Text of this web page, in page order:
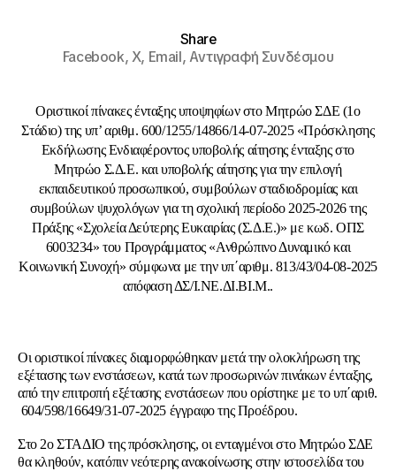
Share
Facebook,X, Email,Αντιγραφή Συνδέσμου
Οριστικοί πίνακες ένταξης υποψηφίων στο Μητρώο ΣΔΕ (1ο
Στάδιο) της υπ’ αριθμ. 600/1255/14866/14-07-2025 «Πρόσκλησης
Εκδήλωσης Ενδιαφέροντος υποβολής αίτησης ένταξης στο
Μητρώο Σ.Δ.Ε. και υποβολής αίτησης για την επιλογή
εκπαιδευτικού προσωπικού, συμβούλων σταδιοδρομίας και
συμβούλων ψυχολόγων για τη σχολική περίοδο 2025-2026 της
Πράξης «Σχολεία Δεύτερης Ευκαιρίας (Σ.Δ.Ε.)» με κωδ. ΟΠΣ
6003234» του Προγράμματος «Ανθρώπινο Δυναμικό και
Κοινωνική Συνοχή» σύμφωνα με την υπ΄αριθμ. 813/43/04-08-2025
απόφαση ΔΣ/Ι.ΝΕ.ΔΙ.ΒΙ.Μ..
Οι οριστικοί πίνακες διαμορφώθηκαν μετά την ολοκλήρωση της
εξέτασης των ενστάσεων, κατά των προσωρινών πινάκων ένταξης,
από την επιτροπή εξέτασης ενστάσεων που ορίστηκε με το υπ΄αριθ.
604/598/16649/31-07-2025 έγγραφο της Προέδρου.
Στο 2ο ΣΤΑΔΙΟ της πρόσκλησης, οι ενταγμένοι στο Μητρώο ΣΔΕ
θα κληθούν, κατόπιν νεότερης ανακοίνωσης στην ιστοσελίδα του